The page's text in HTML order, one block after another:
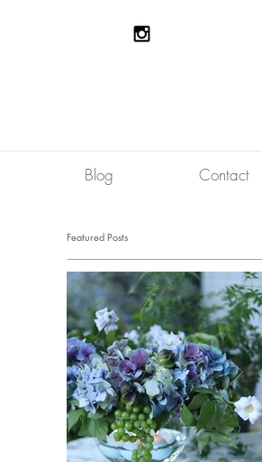
Blog Contact
Featured Posts